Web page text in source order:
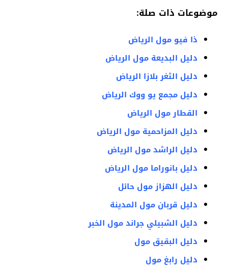
موضوعات ذات صلة:
ذا فيو مول الرياض
دليل البديعة مول الرياض
دليل الثغر بلازا الرياض
دليل مجمع يو ووك الرياض
القطار مول الرياض
دليل المزاحمية مول الرياض
دليل الراشد مول الرياض
دليل بانوراما مول الرياض
دليل الهزاز مول حائل
دليل قربان مول المدينة
دليل الشبيلي جراند مول الخبر
دليل البقيق مول
دليل رابغ مول